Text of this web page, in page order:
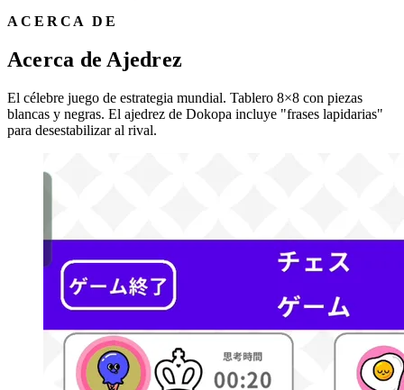
ACERCA DE
Acerca de Ajedrez
El célebre juego de estrategia mundial. Tablero 8×8 con piezas
blancas y negras. El ajedrez de Dokopa incluye "frases lapidarias"
para desestabilizar al rival.